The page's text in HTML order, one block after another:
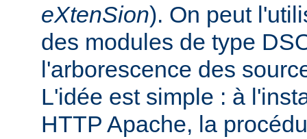
eXtenSion). On peut
des modules de type
l'arborescence des
L'idée est simple : à
HTTP Apache, la